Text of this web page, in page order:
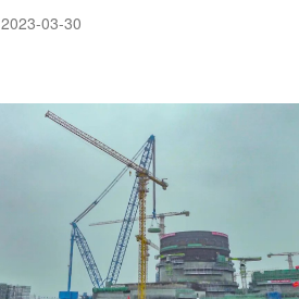
力海南自贸港建设进行深入交流。海南省委常
2023-03-30